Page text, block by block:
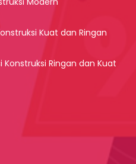
Kuat dan Ringan
Konstruksi Ringan dan Kuat